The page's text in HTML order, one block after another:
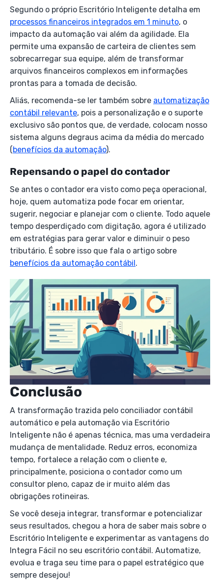
Segundo o próprio Escritório Inteligente detalha em
processos financeiros integrados em 1 minuto, o
impacto da automação vai além da agilidade. Ela
permite uma expansão de carteira de clientes sem
sobrecarregar sua equipe, além de transformar
arquivos financeiros complexos em informações
prontas para a tomada de decisão.
Aliás, recomenda-se ler também sobre automatização
contábil relevante, pois a personalização e o suporte
exclusivo são pontos que, de verdade, colocam nosso
sistema alguns degraus acima da média do mercado
( benefícios da automação).
Repensando o papel do contador
Se antes o contador era visto como peça operacional,
hoje, quem automatiza pode focar em orientar,
sugerir, negociar e planejar com o cliente. Todo aquele
tempo desperdiçado com digitação, agora é utilizado
em estratégias para gerar valor e diminuir o peso
tributário. É sobre isso que fala o artigo sobre
benefícios da automação contábil .
Conclusão
A transformação trazida pelo conciliador contábil
automático e pela automação via Escritório
Inteligente não é apenas técnica, mas uma verdadeira
mudança de mentalidade. Reduz erros, economiza
tempo, fortalece a relação com o cliente e,
principalmente, posiciona o contador como um
consultor pleno, capaz de ir muito além das
obrigações rotineiras.
Se você deseja integrar, transformar e potencializar
seus resultados, chegou a hora de saber mais sobre o
Escritório Inteligente e experimentar as vantagens do
Integra Fácil no seu escritório contábil. Automatize,
evolua e traga seu time para o papel estratégico que
sempre desejou!